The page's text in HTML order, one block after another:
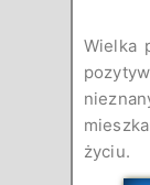
Wielka
życiu.